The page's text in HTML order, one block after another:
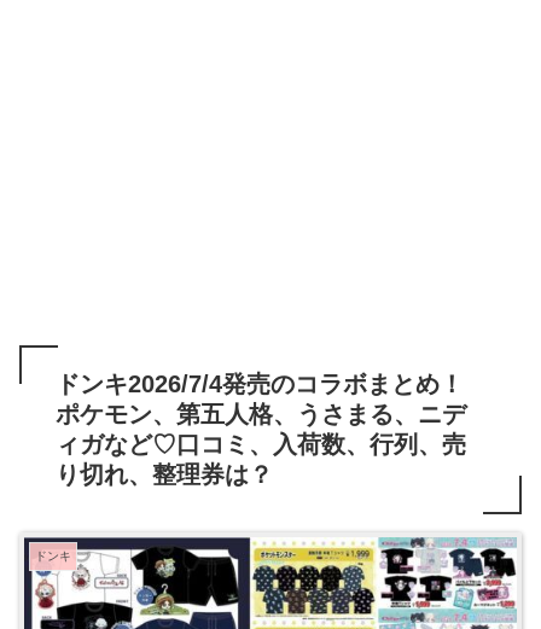
ドンキ2026/7/4発売のコラボまとめ！
ポケモン、第五人格、うさまる、ニデ
ィガなど♡口コミ、入荷数、行列、売
り切れ、整理券は？
ドンキ